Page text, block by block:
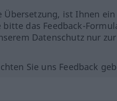
Übersetzung, ist Ihnen
bitte das Feedback-
Datenschutz nur
Sie uns Feedback